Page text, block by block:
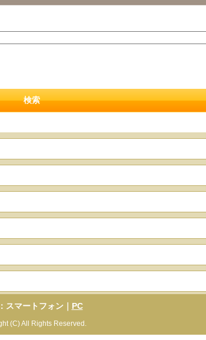
スマートフォン｜ PC
(C) All Rights Reserved.